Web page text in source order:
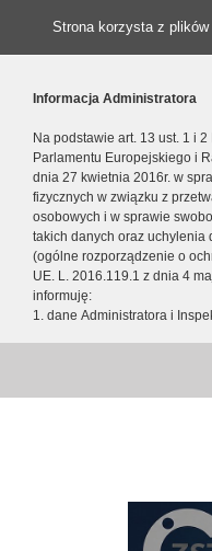
Strona korzysta z
Informacja Administratora
Na podstawie art. 13 ust. 1 i
Parlamentu Europejskiego i
dnia 27 kwietnia 2016r. w
fizycznych w związku z
osobowych i w sprawie
takich danych oraz uchylenia
(ogólne rozporządzenie o
UE. L. 2016.119.1 z dnia 4
informuję:
1. dane Administratora i